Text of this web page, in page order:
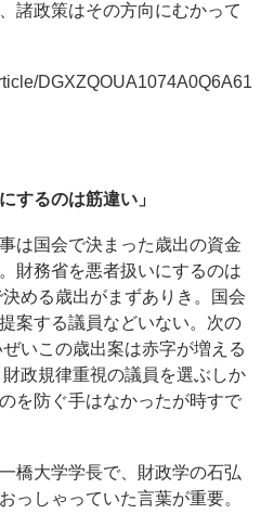
諸政策はその方向にむかって
DGXZQOUA1074A0Q6A61
するのは筋違い」
は国会で決まった歳出の資金
財務省を悪者扱いにするのは
める歳出がまずありき。国会
案する議員などいない。次の
いこの歳出案は赤字が増える
政規律重視の議員を選ぶしか
を防ぐ手はなかったが時すで
橋大学学長で、財政学の石弘
っしゃっていた言葉が重要。